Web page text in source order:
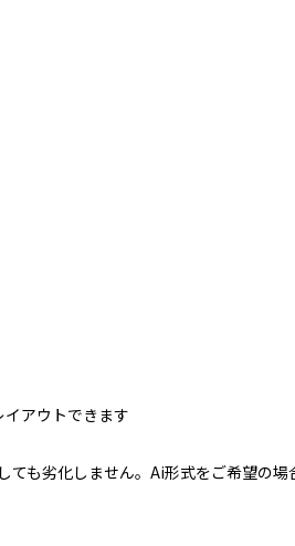
アウトできます
も劣化しません。Ai形式をご希望の